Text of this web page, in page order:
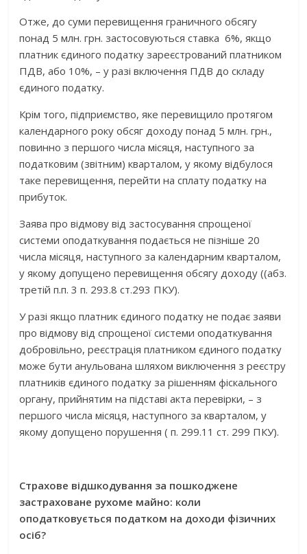
Отже, до суми перевищення граничного обсягу
понад 5 млн. грн. застосовуються ставка 6%, якщо
платник єдиного податку зареєстрований платником
ПДВ, або 10%, – у разі включення ПДВ до складу
єдиного податку.
Крім того, підприємство, яке перевищило протягом
календарного року обсяг доходу понад 5 млн. грн.,
повинно з першого числа місяця, наступного за
податковим (звітним) кварталом, у якому відбулося
таке перевищення, перейти на сплату податку на
прибуток.
Заява про відмову від застосування спрощеної
системи оподаткування подається не пізніше 20
числа місяця, наступного за календарним кварталом,
у якому допущено перевищення обсягу доходу ((абз.
третій п.п. 3 п. 293.8 ст.293 ПКУ).
У разі якщо платник єдиного податку не подає заяви
про відмову від спрощеної системи оподаткування
добровільно, реєстрація платником єдиного податку
може бути анульована шляхом виключення з реєстру
платників єдиного податку за рішенням фіскального
органу, прийнятим на підставі акта перевірки, – з
першого числа місяця, наступного за кварталом, у
якому допущено порушення ( п. 299.11 ст. 299 ПКУ).
Страхове відшкодування за пошкоджене
застраховане рухоме майно: коли
оподатковується податком на доходи фізичних
осіб?